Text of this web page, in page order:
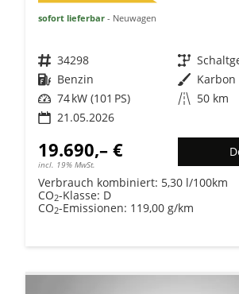
sofort lieferbar Neuwagen
Fahrzeugnr. 34298 Getriebe
Kraftstoff Benzin Außenfarbe
Leistung 74 kW (101 PS) Kilometerstand 50 km
21.05.2026
19.690,– €
incl. 19% MwSt.
Verbrauch kombiniert: 5,30 l/100km
CO2-Klasse: D
CO2-Emissionen: 119,00 g/km